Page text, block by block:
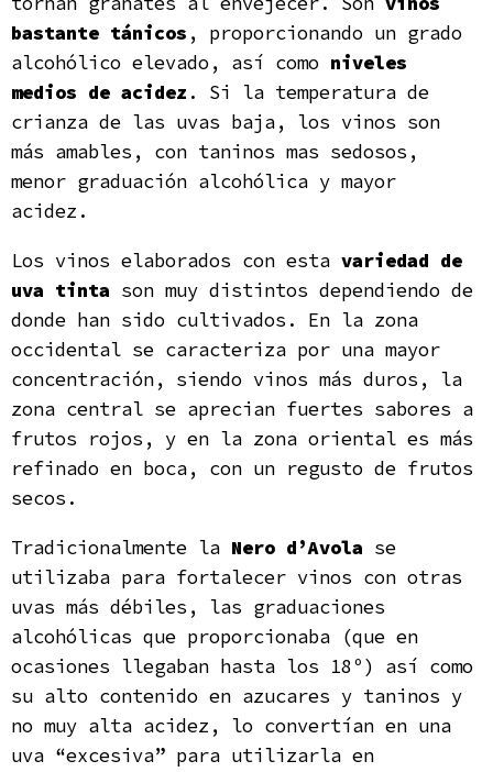
bastante tánicos , proporcionando un grado
alcohólico elevado, así como niveles
medios de acidez . Si la temperatura de
crianza de las uvas baja, los vinos son
más amables, con taninos mas sedosos,
menor graduación alcohólica y mayor
acidez.
Los vinos elaborados con esta variedad de
uva tinta son muy distintos dependiendo de
donde han sido cultivados. En la zona
occidental se caracteriza por una mayor
concentración, siendo vinos más duros, la
zona central se aprecian fuertes sabores a
frutos rojos, y en la zona oriental es más
refinado en boca, con un regusto de frutos
secos.
Tradicionalmente la Nero d’Avola se
utilizaba para fortalecer vinos con otras
uvas más débiles, las graduaciones
alcohólicas que proporcionaba (que en
ocasiones llegaban hasta los 18º) así como
su alto contenido en azucares y taninos y
no muy alta acidez, lo convertían en una
uva “excesiva” para utilizarla en